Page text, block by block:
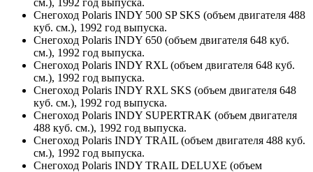
Снегоход Polaris INDY 500 SP SKS (объем двигателя 488
куб. см.), 1992 год выпуска.
Снегоход Polaris INDY 650 (объем двигателя 648 куб.
см.), 1992 год выпуска.
Снегоход Polaris INDY RXL (объем двигателя 648 куб.
см.), 1992 год выпуска.
Снегоход Polaris INDY RXL SKS (объем двигателя 648
куб. см.), 1992 год выпуска.
Снегоход Polaris INDY SUPERTRAK (объем двигателя
488 куб. см.), 1992 год выпуска.
Снегоход Polaris INDY TRAIL (объем двигателя 488 куб.
см.), 1992 год выпуска.
Снегоход Polaris INDY TRAIL DELUXE (объем